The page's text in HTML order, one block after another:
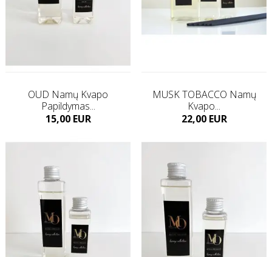
OUD Namų Kvapo
Papildymas...
Kaina
15,00 EUR
MUSK TOBACCO Namų
Kvapo...
Kaina
22,00 EUR
Į KREPŠELĮ